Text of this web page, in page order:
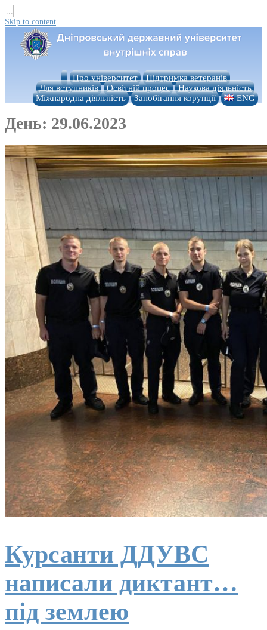
...
Skip to content
Про університет
Підтримка ветеранів
Для вступників
Освітній процес
Наукова діяльність
Міжнародна діяльність
Запобігання корупції ENG
День: 29.06.2023
Курсанти ДДУВС
написали диктант…
під землею